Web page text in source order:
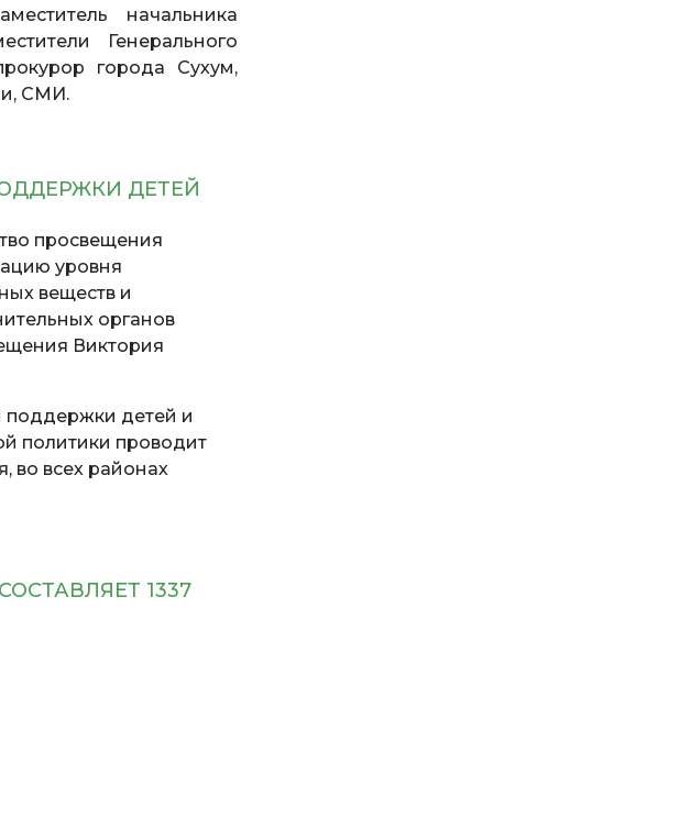
начальника
Генерального
города Сухум,
СМИ.
ДЕТЕЙ
просвещения
уровня
веществ и
органов
Виктория
детей и
политики проводит
во всех районах
1337